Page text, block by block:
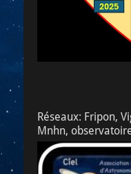
Réseaux: Fripon,
Mnhn,